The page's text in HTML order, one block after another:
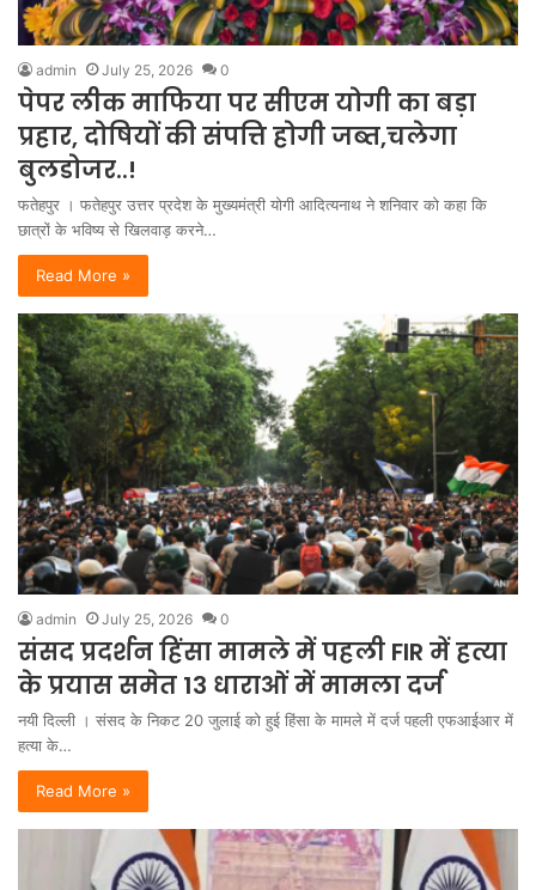
admin July 25, 2026 0
पेपर लीक माफिया पर सीएम योगी का बड़ा
प्रहार, दोषियों की संपत्ति होगी जब्त,चलेगा
बुलडोजर..!
फतेहपुर । फतेहपुर उत्तर प्रदेश के मुख्यमंत्री योगी आदित्यनाथ ने शनिवार को कहा कि
छात्रों के भविष्य से खिलवाड़ करने…
Read More »
admin July 25, 2026 0
संसद प्रदर्शन हिंसा मामले में पहली FIR में हत्या
के प्रयास समेत 13 धाराओं में मामला दर्ज
नयी दिल्ली । संसद के निकट 20 जुलाई को हुई हिंसा के मामले में दर्ज पहली एफआईआर में
हत्या के…
Read More »